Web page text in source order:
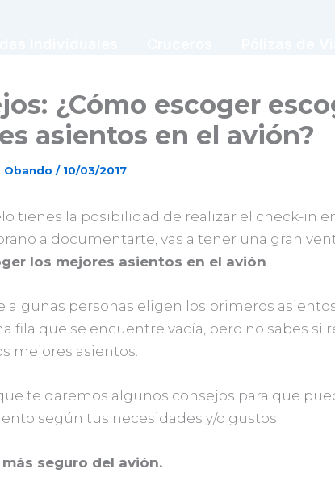
¿Cómo escoger
asientos en el avión?
Obando / 10/03/2017
tienes la posibilidad de realizar el check-in
a documentarte, vas a tener una gran
los mejores asientos en el avión
algunas personas eligen los primeros
fila que se encuentre vacía, pero no sabes si
mejores asientos.
te daremos algunos consejos para que
según tus necesidades y/o gustos.
seguro del avión.